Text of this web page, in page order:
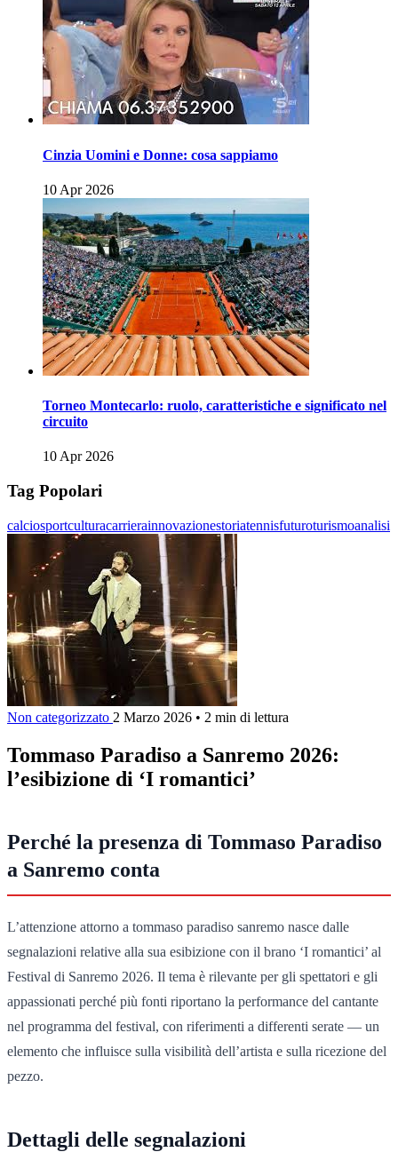
Cinzia Uomini e Donne: cosa sappiamo
10 Apr 2026
Torneo Montecarlo: ruolo, caratteristiche e significato nel
circuito
10 Apr 2026
Tag Popolari
calciosportculturacarrierainnovazionestoriatennisfuturoturismoanalisi
Non categorizzato 2 Marzo 2026 • 2 min di lettura
Tommaso Paradiso a Sanremo 2026:
l’esibizione di ‘I romantici’
Perché la presenza di Tommaso Paradiso
a Sanremo conta
L’attenzione attorno a tommaso paradiso sanremo nasce dalle
segnalazioni relative alla sua esibizione con il brano ‘I romantici’ al
Festival di Sanremo 2026. Il tema è rilevante per gli spettatori e gli
appassionati perché più fonti riportano la performance del cantante
nel programma del festival, con riferimenti a differenti serate — un
elemento che influisce sulla visibilità dell’artista e sulla ricezione del
pezzo.
Dettagli delle segnalazioni